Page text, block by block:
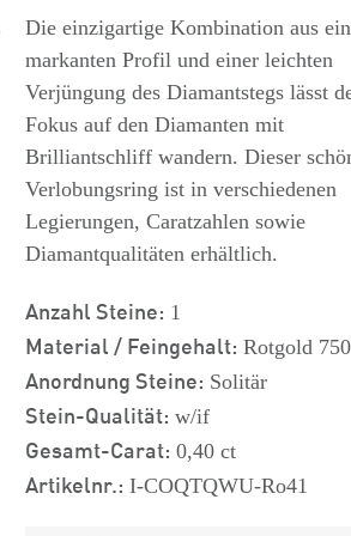
Die einzigartige Kombination aus
markanten Profil und einer leichten
Verjüngung des Diamantstegs lässt
Fokus auf den Diamanten mit
Brilliantschliff wandern. Dieser
Verlobungsring ist in verschiedenen
Legierungen, Caratzahlen sowie
Diamantqualitäten erhältlich.
Anzahl Steine: 1
Material / Feingehalt: Rotgold 750
Anordnung Steine: Solitär
Stein-Qualität: w/if
Gesamt-Carat: 0,40 ct
Artikelnr.: I-COQTQWU-Ro41